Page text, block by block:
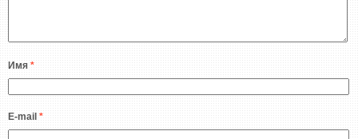
Имя *
E-mail *